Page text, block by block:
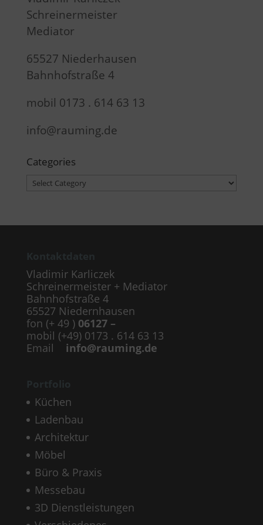
Schreinermeister
Mediator
65527 Niederhausen
Bahnhofstraße 4
mobil 0173 . 614 63 13
info@rauming.de
Categories
Categories
Vladimir Karliczek
Schreinermeister + Mediator
Bahnhofstraße 4
65527 Niedernhausen
fon (+ 49 ) 06127 –
mobil (+49) 0173 . 614 63 13
Email info@rauming.de
Küchen
Ladenbau
Architektur
Möbel
Büro & Praxis
Messebau
3D Dienstleistungen